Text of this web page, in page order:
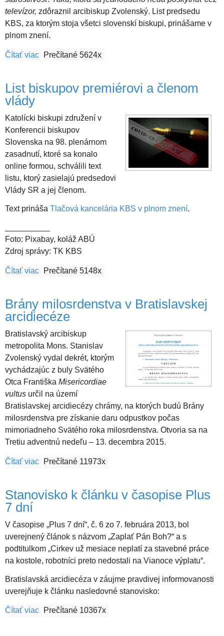
televízor, zdôraznil arcibiskup Zvolenský. List predsedu
KBS, za ktorým stoja všetci slovenskí biskupi, prinášame v
plnom znení.
Čítať viac o Predseda KBS: Ignorovanie požiadaviek Cirkvi
Prečítané 5624x
List biskupov premiérovi a členom
vlády
Katolícki biskupi združení v
Konferencii biskupov
Slovenska na 98. plenárnom
zasadnutí, ktoré sa konalo
online formou, schválili text
listu, ktorý zasielajú predsedovi
Vlády SR a jej členom.
Text prináša Tlačová kancelária KBS v plnom znení.
Foto: Pixabay, koláž ABÚ
Zdroj správy: TK KBS
Čítať viac o List biskupov premiérovi a členom vlády
Prečítané 5148x
Brány milosrdenstva v Bratislavskej
arcidiecéze
Bratislavský arcibiskup
metropolita Mons. Stanislav
Zvolenský vydal dekrét, ktorým
vychádzajúc z buly Svätého
Otca Františka Misericordiae
vultus určil na území
Bratislavskej arcidiecézy chrámy, na ktorých budú Brány
milosrdenstva pre získanie daru odpustkov počas
mimoriadneho Svätého roka milosrdenstva. Otvoria sa na
Tretiu adventnú nedeľu – 13. decembra 2015.
Čítať viac o Brány milosrdenstva v Bratislavskej arcidiecéze
Prečítané 11973x
Stanovisko k článku v časopise Plus
7 dní
V časopise „Plus 7 dní“, č. 6 zo 7. februára 2013, bol
uverejnený článok s názvom „Zaplať Pán Boh?“ a s
podtitulkom „Cirkev už mesiace neplatí za stavebné práce
na kostole, robotníci preto nedostali na Vianoce výplatu“.
Bratislavská arcidiecéza v záujme pravdivej informovanosti
uverejňuje k článku nasledovné stanovisko:
Čítať viac o Stanovisko k článku v časopise Plus 7 dní
Prečítané 10367x